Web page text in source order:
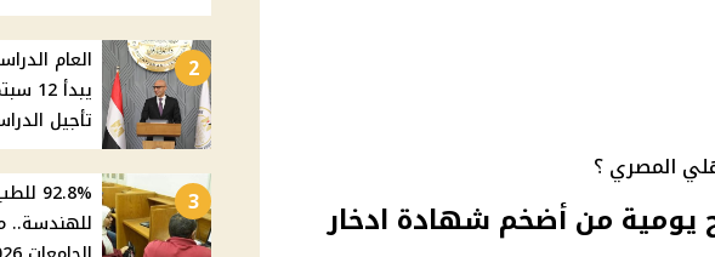
المصري ؟
جنيه أرباح يومية من أضخم شهادة ادخار
2
تأجيل
3
للهندسة..